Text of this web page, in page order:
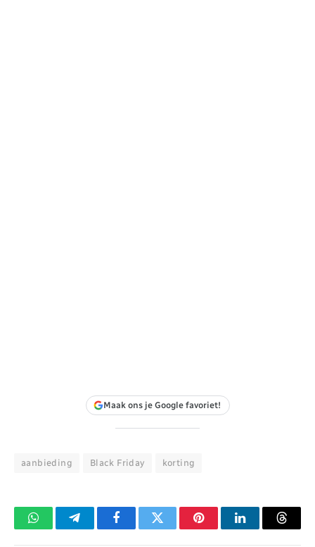
Maak ons je Google favoriet!
aanbieding Black Friday korting
WhatsAppTelegramFacebookTwitter PinterestLinkedIn